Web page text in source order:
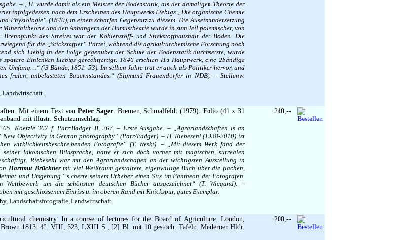
– „H. wurde damit als ein Meister der Bodenstatik, als der damaligen Theorie der
infolgedessen nach dem Erscheinen des Hauptwerks Liebigs „Die organische Chemie
Physiologie“ (1840), in einen scharfen Gegensatz zu diesem. Die Auseinandersetzung
Mineraltheorie und den Anhängern der Humustheorie wurde in zum Teil polemischer, von
des Streites war der Kohlenstoff- und Stickstoffhaushalt der Böden. Die
für die „Stickstöffler“ Partei, während die agrikulturchemische Forschung noch
sich Liebig in der Folge gegenüber der Schule der Bodenstatik durchsetzte, wurde
spätere Einlenken Liebigs gerechtfertigt. 1846 erschien H.s Hauptwerk, eine 2bändige
Umfang…“ (²3 Bände, 1851–53). Im selben Jahre trat er auch als Politiker hervor, und
freien, unbelasteten Bauernstandes.“ (Sigmund Frauendorfer in NDB). – Stellenw.
Landwirtschaft
Mit einem Text vonPeter Sager. Bremen, Schmalfeldt (1979). Folio (41 x 31
mit illustr. Schutzumschlag.
65. Koetzle 367 f. Parr/Badger II, 267. – Erste Ausgabe. – „Agrarlandschaften is an
New Objectivity in German photography“ (Parr/Badger). – H. Riebesehl (1938-2010) ist
wirklichkeitsbeschreibenden Fotografie“ (T. Weski). – „Mit diesem Werk fand der
lakonischen Bildsprache, hatte er sich doch vorher mit magischen, surrealen
Riebesehl war mit den Agrarlandschaften an der wichtigsten Ausstellung in
Hartmut Brücknermit viel Weißraum gestaltete, eigenwillige Buch über die flachen,
und Umgebung“ sicherte seinem Urheber einen Sitz im Pantheon der Fotografen.
um die schönsten deutschen Bücher ausgezeichnet“ (T. Wiegand). –
mit geschlossenem Einriss u. im oberen Rand mit Knickspur, gutes Exemplar.
Landschaftsfotografie, Landwirtschaft
240,--
chemistry. In a course of lectures for the Board of Agriculture. London,
Brown 1813. 4°. VIII, 323, LXIII S., [2] Bl. mit 10 gestoch. Tafeln. Moderner Hldr.
200,--